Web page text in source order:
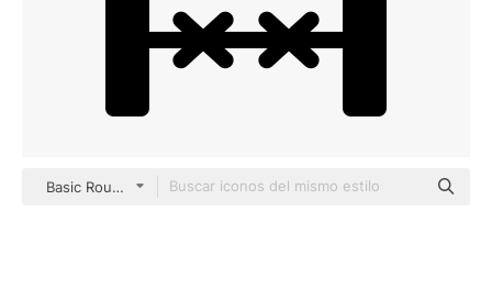
Basic Rounded Filled